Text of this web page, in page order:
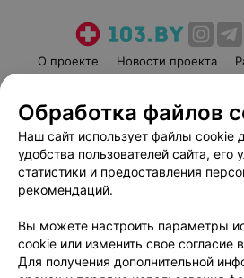
О проекте Новости проекта
Пользовательское соглашение
Вакансии
Написать
Обработка
Обработка файлов
Наш сайт использует файлы cookie
удобства пользователей сайта, его
статистики и предоставления
рекомендаций.
Вы можете настроить параметры
cookie или изменить свое согласие
Для получения дополнительной